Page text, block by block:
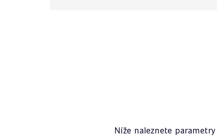
Níže naleznete